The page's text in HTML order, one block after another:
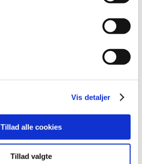
Vis detaljer
Tillad alle cookies
Tillad valgte